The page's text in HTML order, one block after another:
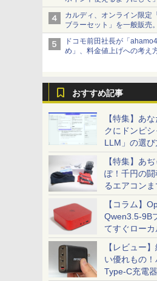
カルディ、オンライン限定
ブラーセット」を一般販売
当選無効分
ドコモ前田社長が「
め」、料金値上げへの考え
おすすめ記事
【特集】あ
クにドンピ
LLM」の選
【特集】あ
ぽ！千円の
るエアコンま
ッズ一挙紹介
【コラム】
Qwen3.5-9B
てすぐローカ
PC「SER9
【レビュー
い優れもの
Type-C充電